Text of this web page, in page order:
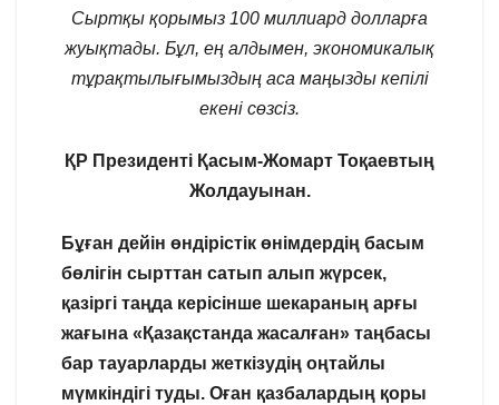
Сыртқы қорымыз 100 миллиард долларға
жуықтады. Бұл, ең алдымен, экономикалық
тұрақтылығымыздың аса маңызды кепілі
екені сөзсіз.
ҚР Президенті Қасым-Жомарт Тоқаевтың
Жолдауынан.
Бұған дейін өндірістік өнімдердің басым
бөлігін сырттан сатып алып жүрсек,
қазіргі таңда керісінше шекараның арғы
жағына «Қазақстанда жасалған» таңбасы
бар тауарларды жеткізудің оңтайлы
мүмкіндігі туды. Оған қазбалардың қоры